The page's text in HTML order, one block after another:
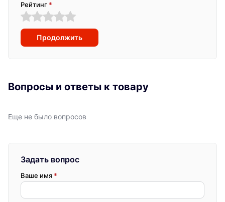
Рейтинг *
Продолжить
Вопросы и ответы к товару
Еще не было вопросов
Задать вопрос
Ваше имя *